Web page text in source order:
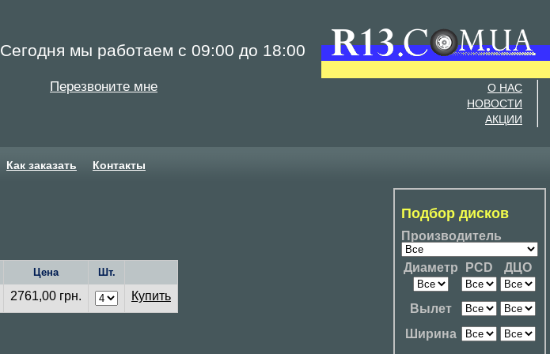
Сегодня мы работаем с 09:00 до 18:00
Перезвоните мне
О НАС
НОВОСТИ
АКЦИИ
Как заказать Контакты
Цена Шт.
2761,00 грн. Купить
Подбор дисков
Производитель
Диаметр PCD ДЦО
Вылет
Ширина